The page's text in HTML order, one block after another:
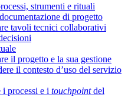
strumenti e rituali
di progetto
tavoli tecnici collaborativi
il progetto e la sua gestione
il contesto d’uso del servizio
i processi e i touchpointdel